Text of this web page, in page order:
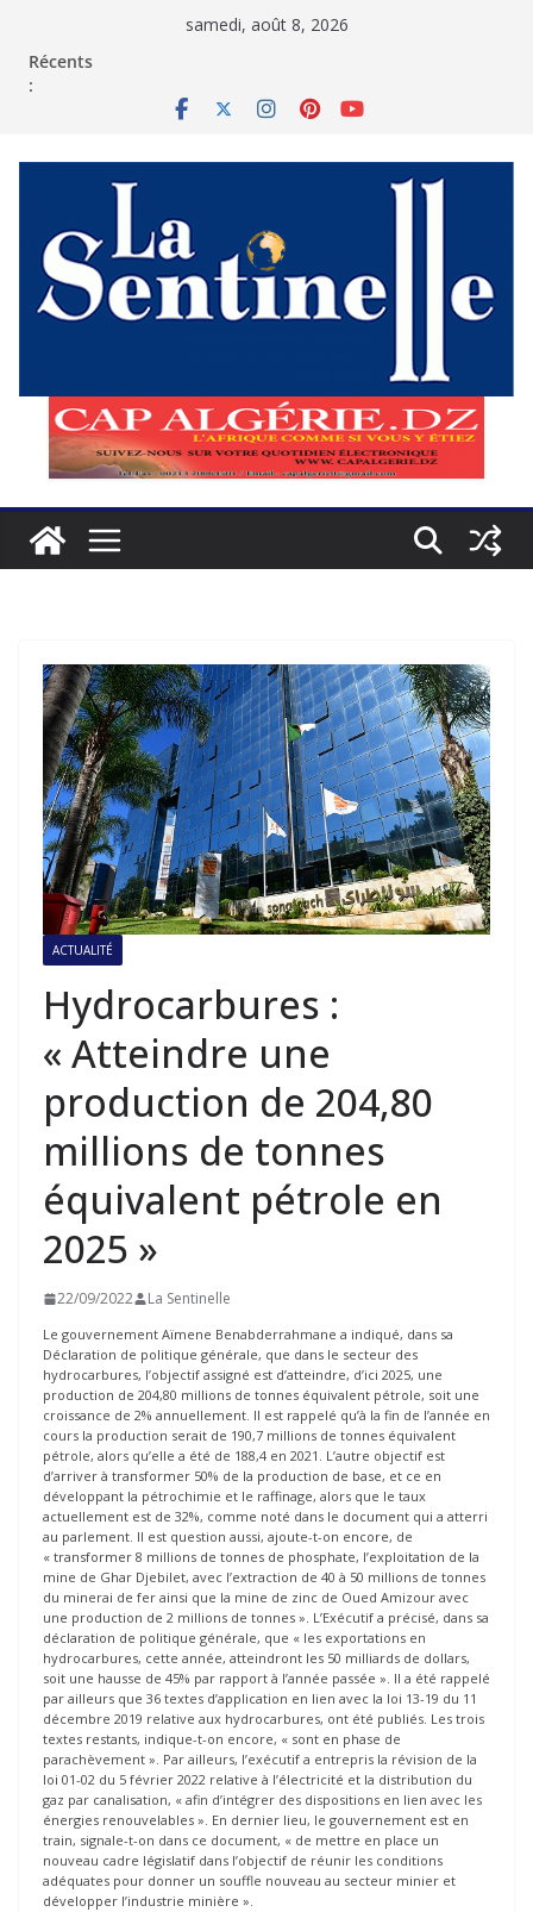
samedi, août 8, 2026
Récents
:
ACTUALITÉ
Hydrocarbures :
« Atteindre une
production de 204,80
millions de tonnes
équivalent pétrole en
2025 »
22/09/2022 La Sentinelle
Le gouvernement Aïmene Benabderrahmane a indiqué, dans sa
Déclaration de politique générale, que dans le secteur des
hydrocarbures, l’objectif assigné est d’atteindre, d’ici 2025, une
production de 204,80 millions de tonnes équivalent pétrole, soit une
croissance de 2% annuellement. Il est rappelé qu’à la fin de l’année en
cours la production serait de 190,7 millions de tonnes équivalent
pétrole, alors qu’elle a été de 188,4 en 2021. L’autre objectif est
d’arriver à transformer 50% de la production de base, et ce en
développant la pétrochimie et le raffinage, alors que le taux
actuellement est de 32%, comme noté dans le document qui a atterri
au parlement. Il est question aussi, ajoute-t-on encore, de
« transformer 8 millions de tonnes de phosphate, l’exploitation de la
mine de Ghar Djebilet, avec l’extraction de 40 à 50 millions de tonnes
du minerai de fer ainsi que la mine de zinc de Oued Amizour avec
une production de 2 millions de tonnes ». L’Exécutif a précisé, dans sa
déclaration de politique générale, que « les exportations en
hydrocarbures, cette année, atteindront les 50 milliards de dollars,
soit une hausse de 45% par rapport à l’année passée ». Il a été rappelé
par ailleurs que 36 textes d’application en lien avec la loi 13-19 du 11
décembre 2019 relative aux hydrocarbures, ont été publiés. Les trois
textes restants, indique-t-on encore, « sont en phase de
parachèvement ». Par ailleurs, l’exécutif a entrepris la révision de la
loi 01-02 du 5 février 2022 relative à l’électricité et la distribution du
gaz par canalisation, « afin d’intégrer des dispositions en lien avec les
énergies renouvelables ». En dernier lieu, le gouvernement est en
train, signale-t-on dans ce document, « de mettre en place un
nouveau cadre législatif dans l’objectif de réunir les conditions
adéquates pour donner un souffle nouveau au secteur minier et
développer l’industrie minière ».